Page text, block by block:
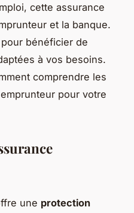
cette assurance
et la banque.
bénéficier de
à vos besoins.
comprendre les
pour votre
une protection